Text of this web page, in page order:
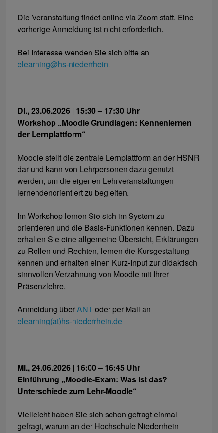
Die Veranstaltung findet online via Zoom statt. Eine
vorherige Anmeldung ist nicht erforderlich.
Bei Interesse wenden Sie sich bitte an
elearning@hs-niederrhein.
Di., 23.06.2026 | 15:30 – 17:30 Uhr
Workshop „Moodle Grundlagen: Kennenlernen
der Lernplattform“
Moodle stellt die zentrale Lernplattform an der HSNR
dar und kann von Lehrpersonen dazu genutzt
werden, um die eigenen Lehrveranstaltungen
lernendenorientiert zu begleiten.
Im Workshop lernen Sie sich im System zu
orientieren und die Basis-Funktionen kennen. Dazu
erhalten Sie eine allgemeine Übersicht, Erklärungen
zu Rollen und Rechten, lernen die Kursgestaltung
kennen und erhalten einen Kurz-Input zur didaktisch
sinnvollen Verzahnung von Moodle mit Ihrer
Präsenzlehre.
Anmeldung überANToder per Mail an
elearning(at)hs-niederrhein.de
Mi., 24.06.2026 | 16:00 – 16:45 Uhr
Einführung „Moodle-Exam: Was ist das?
Unterschiede zum Lehr-Moodle“
Vielleicht haben Sie sich schon gefragt einmal
gefragt, warum an der Hochschule Niederrhein